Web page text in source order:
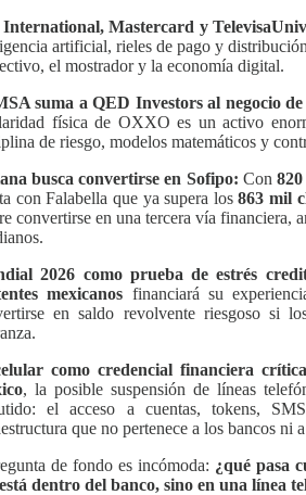
Mastercard y
artificial, rieles de pago y
el mostrador y la economía digital.
suma a QED Investors al negocio
física de OXXO es un activo
de riesgo, modelos matemáticos y
busca convertirse en Sofipo: Con
con Falabella que ya supera los863 mil
convertirse en una tercera vía financiera,
2026 como prueba de estrés
mexicanos financiará su
en saldo revolvente riesgoso si
como credencial financiera
, la posible suspensión de líneas
el acceso a cuentas, tokens,
que no pertenece a los bancos ni
de fondo es incómoda: ¿qué pasa
dentro del banco, sino en una línea